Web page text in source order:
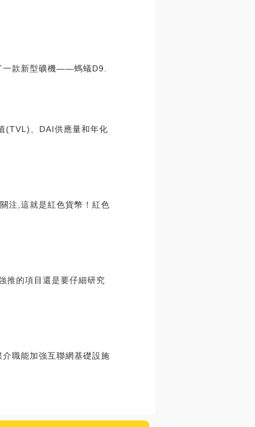
一款新型礦機——螞蟻D9.
(TVL)、DAI供應量和年化
注,這就是紅色貨幣！紅色
推的項目還是要仔細研究
職能加強互聯網基礎設施